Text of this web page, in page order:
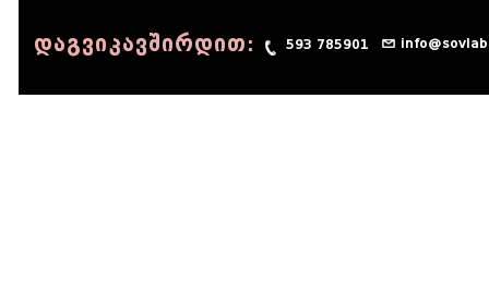
დაგვიკავშირდით: 593 785901